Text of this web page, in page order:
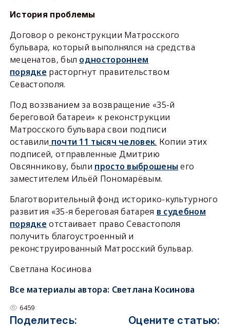
История проблемы
Договор о реконструкции Матросского
бульвара, который выполнялся на средства
меценатов, был одностороннем
порядке расторгнут правительством
Севастополя.
Под воззванием за возвращение «35-й
береговой батареи» к реконструкции
Матросского бульвара свои подписи
оставили почти 11 тысяч человек. Копии этих
подписей, отправленные Дмитрию
Овсянникову, были просто выброшены его
заместителем Ильёй Пономарёвым.
Благотворительный фонд историко-культурного
развития «35-я береговая батарея в судебном
порядке отстаивает право Севастополя
получить благоустроенный и
реконструированный Матросский бульвар.
Светлана Косинова
Все материалы автора: Светлана Косинова
6459
Поделитесь: Оцените статью: